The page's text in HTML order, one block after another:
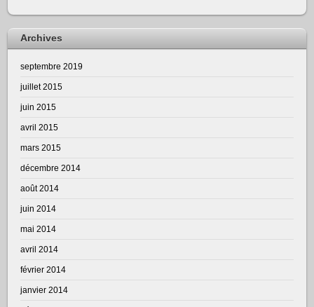
Archives
septembre 2019
juillet 2015
juin 2015
avril 2015
mars 2015
décembre 2014
août 2014
juin 2014
mai 2014
avril 2014
février 2014
janvier 2014